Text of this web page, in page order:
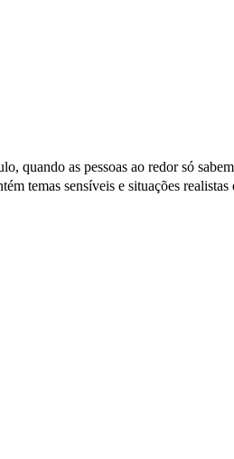
quando as pessoas ao redor só
temas sensíveis e situações realistas